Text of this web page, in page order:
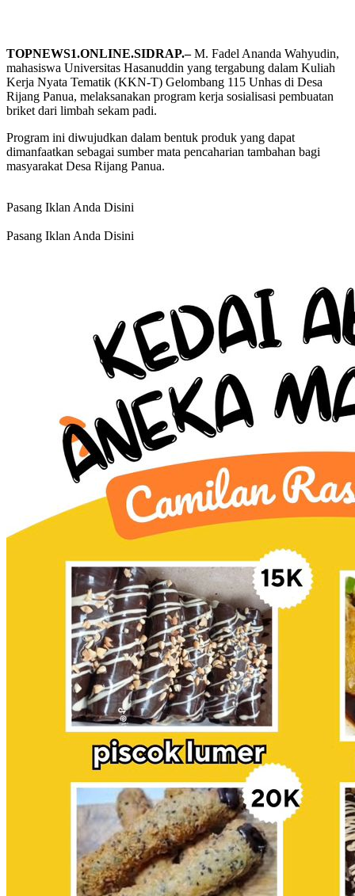
TOPNEWS1.ONLINE.SIDRAP.–M. Fadel Ananda Wahyudin,
mahasiswa Universitas Hasanuddin yang tergabung dalam Kuliah
Kerja Nyata Tematik (KKN-T) Gelombang 115 Unhas di Desa
Rijang Panua, melaksanakan program kerja sosialisasi pembuatan
briket dari limbah sekam padi.
Program ini diwujudkan dalam bentuk produk yang dapat
dimanfaatkan sebagai sumber mata pencaharian tambahan bagi
masyarakat Desa Rijang Panua.
Pasang Iklan Anda Disini
Pasang Iklan Anda Disini